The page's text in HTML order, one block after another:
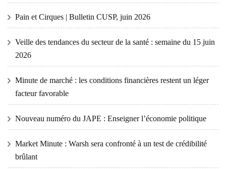
Pain et Cirques | Bulletin CUSP, juin 2026
Veille des tendances du secteur de la santé : semaine du 15 juin
2026
Minute de marché : les conditions financières restent un léger
facteur favorable
Nouveau numéro du JAPE : Enseigner l’économie politique
Market Minute : Warsh sera confronté à un test de crédibilité
brûlant